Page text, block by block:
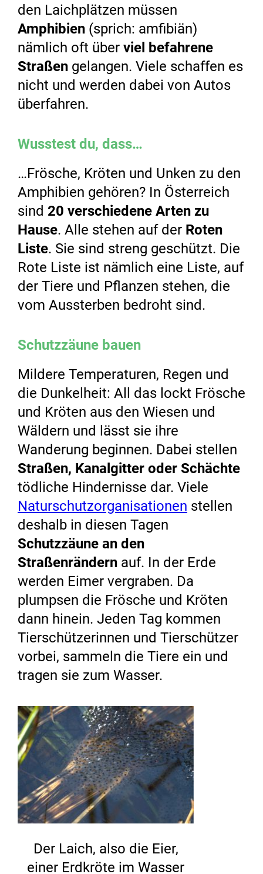
den Laichplätzen müssen
Amphibien (sprich: amfibiän)
nämlich oft über viel befahrene
Straßen gelangen. Viele schaffen es
nicht und werden dabei von Autos
überfahren.
Wusstest du, dass…
…Frösche, Kröten und Unken zu den
Amphibien gehören? In Österreich
sind 20 verschiedene Arten zu
Hause. Alle stehen auf der Roten
Liste. Sie sind streng geschützt. Die
Rote Liste ist nämlich eine Liste, auf
der Tiere und Pflanzen stehen, die
vom Aussterben bedroht sind.
Schutzzäune bauen
Mildere Temperaturen, Regen und
die Dunkelheit: All das lockt Frösche
und Kröten aus den Wiesen und
Wäldern und lässt sie ihre
Wanderung beginnen. Dabei stellen
Straßen, Kanalgitter oder Schächte
tödliche Hindernisse dar. Viele
Naturschutzorganisationen stellen
deshalb in diesen Tagen
Schutzzäune an den
Straßenrändern auf. In der Erde
werden Eimer vergraben. Da
plumpsen die Frösche und Kröten
dann hinein. Jeden Tag kommen
Tierschützerinnen und Tierschützer
vorbei, sammeln die Tiere ein und
tragen sie zum Wasser.
Der Laich, also die Eier,
einer Erdkröte im Wasser